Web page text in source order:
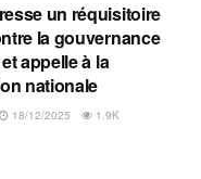
un réquisitoire
la gouvernance
appelle à la
nationale
18/12/2025 1.9K